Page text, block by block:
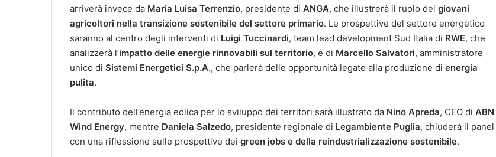
arriverà invece da Maria Luisa Terrenzio, presidente di ANGA, che illustrerà il ruolo dei giovani
agricoltori nella transizione sostenibile del settore primario. Le prospettive del settore energetico
saranno al centro degli interventi di Luigi Tuccinardi, team lead development Sud Italia di RWE, che
analizzerà l’impatto delle energie rinnovabili sul territorio, e di Marcello Salvatori, amministratore
unico di Sistemi Energetici S.p.A., che parlerà delle opportunità legate alla produzione di energia
pulita.
Il contributo dell’energia eolica per lo sviluppo dei territori sarà illustrato da Nino Apreda, CEO di ABN
Wind Energy, mentre Daniela Salzedo, presidente regionale di Legambiente Puglia, chiuderà il panel
con una riflessione sulle prospettive dei green jobs e della reindustrializzazione sostenibile.